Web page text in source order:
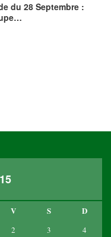
du 28 Septembre :
V S D
2 3
4